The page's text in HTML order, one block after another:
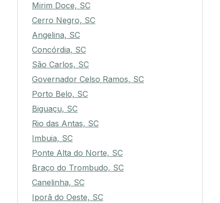
Mirim Doce, SC
Cerro Negro, SC
Angelina, SC
Concórdia, SC
São Carlos, SC
Governador Celso Ramos, SC
Porto Belo, SC
Biguaçu, SC
Rio das Antas, SC
Imbuia, SC
Ponte Alta do Norte, SC
Braço do Trombudo, SC
Canelinha, SC
Iporã do Oeste, SC